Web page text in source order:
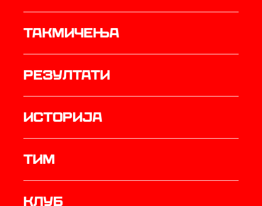
Такмичења
резултати
историја
ТИМ
Клуб